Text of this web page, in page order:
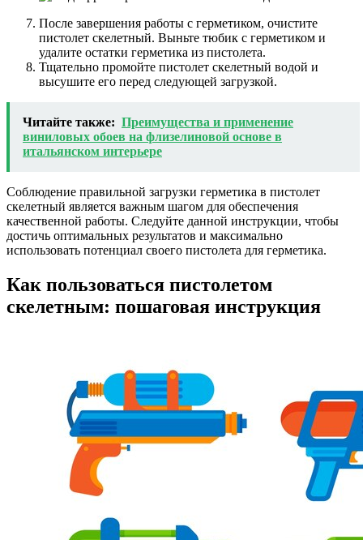
После завершения работы с герметиком, очистите
пистолет скелетный. Выньте тюбик с герметиком и
удалите остатки герметика из пистолета.
Тщательно промойте пистолет скелетный водой и
высушите его перед следующей загрузкой.
Читайте также: Преимущества и применение
виниловых обоев на флизелиновой основе в
итальянском интерьере
Соблюдение правильной загрузки герметика в пистолет
скелетный является важным шагом для обеспечения
качественной работы. Следуйте данной инструкции, чтобы
достичь оптимальных результатов и максимально
использовать потенциал своего пистолета для герметика.
Как пользоваться пистолетом
скелетным: пошаговая инструкция